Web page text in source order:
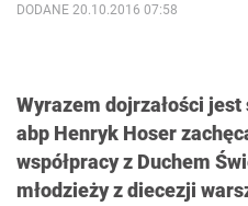
Wyrazem dojrzałości
abp Henryk Hoser
współpracy z Duchem
młodzieży z diecezji
DODANE 20.10.2016 07:58